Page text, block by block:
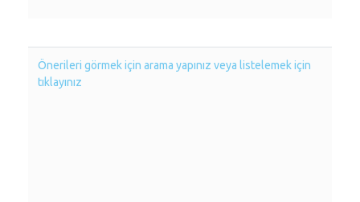
Önerileri görmek için arama yapınız veya listelemek için
tıklayınız